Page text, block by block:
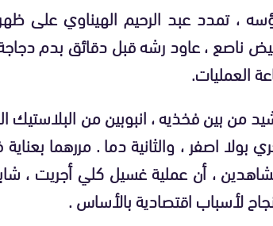
تمدد عبد الرحيم الهيناوي على
ابيض ناصع ، عاود رشه قبل دقائق بدم
العمليات.
من بين فخذيه ، انبوبين من
بولا اصفر ، والثانية دما . مررهما
، أن عملية غسيل كلي أجريت ،
لأسباب اقتصادية بالأساس .